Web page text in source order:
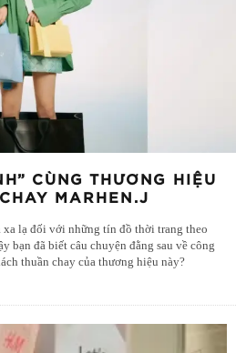
CÙNG THƯƠNG HIỆU
MARHEN.J
xa lạ đối với những tín đồ thời trang theo
bạn đã biết câu chuyện đằng sau về công
thuần chay của thương hiệu này?